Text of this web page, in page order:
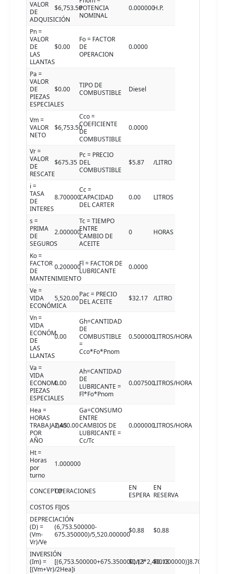
VALOR
DE
ADQUISICIÓN
$6,753.50POTENCIA
NOMINAL
0.000000H.P.
Pn =
VALOR
DE
LAS
LLANTAS
$0.00
Fo = FACTOR
DE
OPERACION
0.0000
Pa =
VALOR
DE
PIEZAS
ESPECIALES
$0.00
TIPO DE
COMBUSTIBLE
Diesel
Vm =
VALOR
NETO
$6,753.50
Cco =
COEFICIENTE
DE
COMBUSTIBLE
0.0000
Vr =
VALOR
DE
RESCATE
$675.35
Pc = PRECIO
DEL
COMBUSTIBLE
$5.87 /LITRO
i =
TASA
DE
INTERES
8.700000
Cc =
CAPACIDAD
DEL CARTER
0.00 LITROS
s =
PRIMA
DE
SEGUROS
2.000000
Tc = TIEMPO
ENTRE
CAMBIO DE
ACEITE
0 HORAS
Ko =
FACTOR
DE
MANTENIMIENTO
0.200000Fl = FACTOR DE
LUBRICANTE
0.0000
Ve =
VIDA
ECONÓMICA
5,520.00Pac = PRECIO
DEL ACEITE
$32.17 /LITRO
Vn =
VIDA
ECONÓM.
DE
LAS
LLANTAS
0.00
Gh=CANTIDAD
DE
COMBUSTIBLE
=
Cco*Fo*Pnom
0.500000LITROS/HORA
Va =
VIDA
ECONOM.
PIEZAS
ESPECIALES
0.00
Ah=CANTIDAD
DE
LUBRICANTE =
Fl*Fo*Pnom
0.007500LITROS/HORA
Hea =
HORAS
TRABAJADAS
POR
AÑO
2,400.00
Ga=CONSUMO
ENTRE
CAMBIOS DE
LUBRICANTE =
Cc/Tc
0.000000LITROS/HORA
Ht =
Horas
por
turno
1.000000
CONCEPTOOPERACIONES
EN
ESPERA
EN
RESERVA
COSTOS FIJOS
DEPRECIACIÓN
(D) =
(Vm-
Vr)/Ve
(6,753.500000-
675.350000)/5,520.000000$0.88 $0.88
INVERSIÓN
(Im) =
[(Vm+Vr)/2Hea]i
[(6,753.500000+675.350000)/(2*2,400.000000)]8.700000
$0.13 $0.13